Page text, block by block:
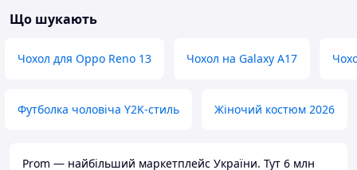
Що шукають
Чохол для Oppo Reno 13 Чохол на Galaxy A17
Футболка чоловіча Y2K-стиль Жіночий костюм 2026
Prom — найбільший маркетплейс України. Тут 6 млн